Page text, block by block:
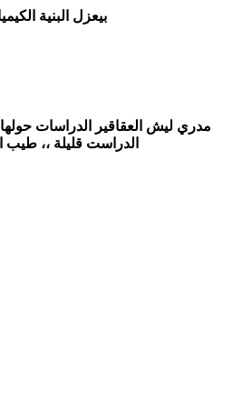
بيعزل البنية
مدري ليش العقاقير الدراسات حولها
الدراست قليلة ،، طيب